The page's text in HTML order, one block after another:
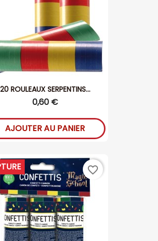
20 ROULEAUX SERPENTINS...
0,60 €
AJOUTER AU PANIER
favorite_border